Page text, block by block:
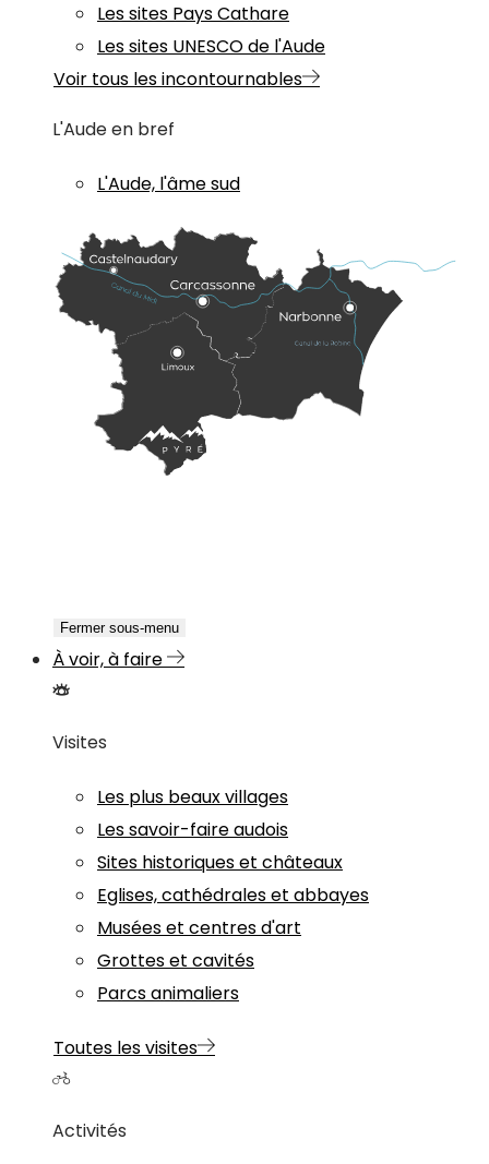
Les sites Pays Cathare
Les sites UNESCO de l'Aude
Voir tous les incontournables
L'Aude en bref
L'Aude, l'âme sud
Fermer sous-menu
À voir, à faire
Visites
Les plus beaux villages
Les savoir-faire audois
Sites historiques et châteaux
Eglises, cathédrales et abbayes
Musées et centres d'art
Grottes et cavités
Parcs animaliers
Toutes les visites
Activités